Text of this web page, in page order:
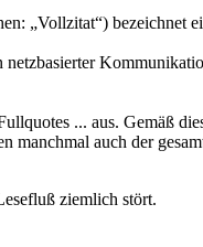
„Vollzitat“) bezeichnet
netzbasierter
... aus. Gemäß
manchmal auch der
ziemlich stört.